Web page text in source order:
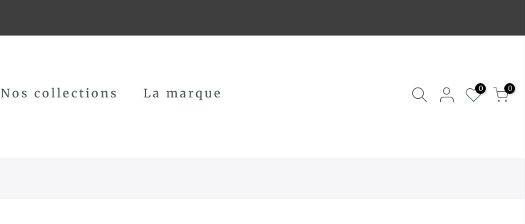
Nos collections La marque 0 0